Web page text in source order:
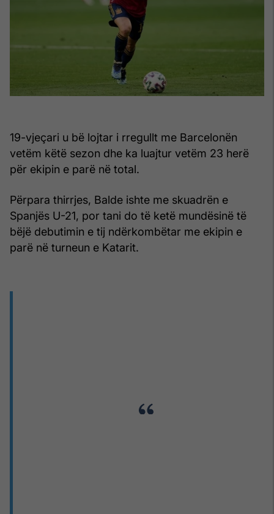
19-vjeçari u bë lojtar i rregullt me ​​Barcelonën
vetëm këtë sezon dhe ka luajtur vetëm 23 herë
për ekipin e parë në total.
Përpara thirrjes, Balde ishte me skuadrën e
Spanjës U-21, por tani do të ketë mundësinë të
bëjë debutimin e tij ndërkombëtar me ekipin e
parë në turneun e Katarit.